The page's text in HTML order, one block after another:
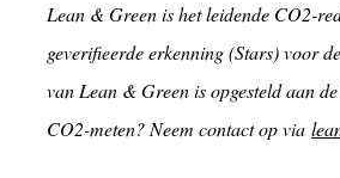
Lean & Green is het leidende CO2-
geverifieerde erkenning (Stars) voor
van Lean & Green is opgesteld aan
CO2-meten? Neem contact op via